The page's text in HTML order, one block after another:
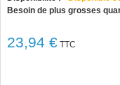
Besoin de plus grosses
23,94 € TTC